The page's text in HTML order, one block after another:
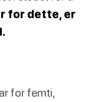
for dette, er
for femti,